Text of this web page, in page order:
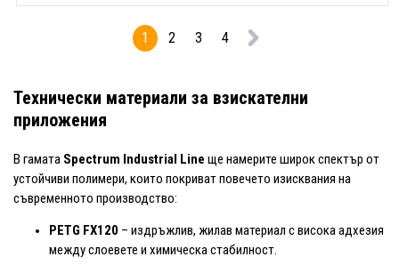
1 2 3 4
Технически материали за взискателни
приложения
В гамата Spectrum Industrial Line ще намерите широк спектър от
устойчиви полимери, които покриват повечето изисквания на
съвременното производство:
PETG FX120 – издръжлив, жилав материал с висока адхезия
между слоевете и химическа стабилност.